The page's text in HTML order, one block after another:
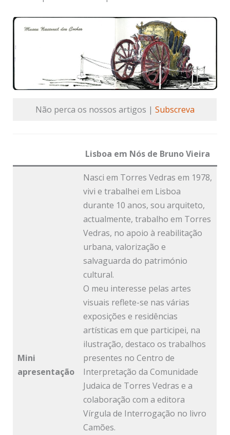
Não perca os nossos artigos | Subscreva
Lisboa em Nós de Bruno Vieira
Mini
apresentação
Nasci em Torres Vedras em 1978,
vivi e trabalhei em Lisboa
durante 10 anos, sou arquiteto,
actualmente, trabalho em Torres
Vedras, no apoio à reabilitação
urbana, valorização e
salvaguarda do património
cultural.
O meu interesse pelas artes
visuais reflete-se nas várias
exposições e residências
artísticas em que participei, na
ilustração, destaco os trabalhos
presentes no Centro de
Interpretação da Comunidade
Judaica de Torres Vedras e a
colaboração com a editora
Vírgula de Interrogação no livro
Camões.